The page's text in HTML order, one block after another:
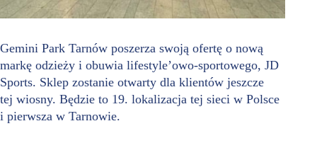
Gemini Park Tarnów poszerza swoją ofertę o nową
markę odzieży i obuwia lifestyle’owo-sportowego, JD
Sports. Sklep zostanie otwarty dla klientów jeszcze
tej wiosny. Będzie to 19. lokalizacja tej sieci w Polsce
i pierwsza w Tarnowie.